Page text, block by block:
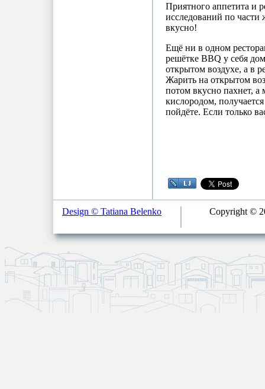
Приятного аппетита и
исследований по части
вкусно!
Ещё ни в одном
решётке BBQ у себя
открытом воздухе, а в
Жарить на открытом
потом вкусно пахнет, а
кислородом,
пойдёте. Если только
Design © Tatiana Belenko Copyright ©